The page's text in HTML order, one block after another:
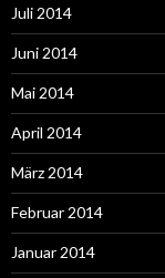
Juli 2014
Juni 2014
Mai 2014
April 2014
März 2014
Februar 2014
Januar 2014